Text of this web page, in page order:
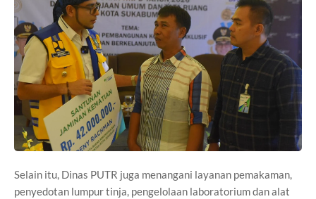
Selain itu, Dinas PUTR juga menangani layanan pemakaman,
penyedotan lumpur tinja, pengelolaan laboratorium dan alat